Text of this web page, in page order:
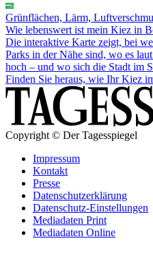
Grünflächen, Lärm,
Wie lebenswert ist mein Kiez in
Die interaktive Karte zeigt, bei
Parks in der Nähe sind, wo es
hoch – und wo sich die Stadt im
Finden Sie heraus, wie Ihr Kiez
Copyright © Der Tagesspiegel
Impressum
Kontakt
Presse
Datenschutzerklärung
Datenschutz-Einstellungen
Mediadaten Print
Mediadaten Online